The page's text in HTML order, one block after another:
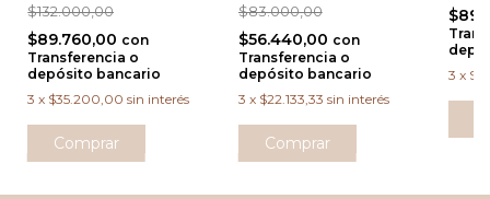
$132.000,00
$89.760,00 con
Transferencia o
depósito bancario
3 x $35.200,00 sin interés
Comprar
$83.000,00
$56.440,00 con
Transferencia o
depósito bancario
3 x $22.133,33 sin interés
Comprar
3 x